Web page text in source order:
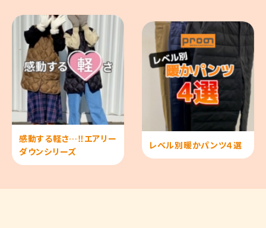
感動する軽さ…‼エアリー
ダウンシリーズ
レベル別暖かパンツ４選